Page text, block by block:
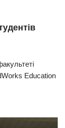
Education